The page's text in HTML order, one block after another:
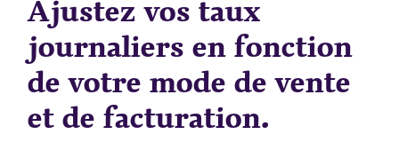
Ajustez vos taux
journaliers en fonction
de votre mode de vente
et de facturation.